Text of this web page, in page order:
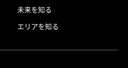
未来を知る
エリアを知る